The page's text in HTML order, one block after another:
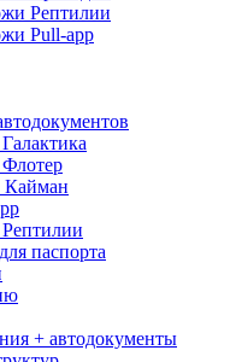
Рептилии
Pull-app
Кайман
паспорта
+ автодокументы